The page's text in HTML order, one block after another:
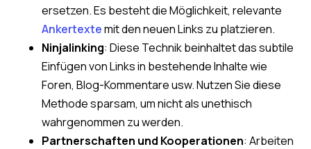
ersetzen. Es besteht die Möglichkeit, relevante
Ankertextemit den neuen Links zu platzieren.
Ninjalinking: Diese Technik beinhaltet das subtile
Einfügen von Links in bestehende Inhalte wie
Foren, Blog-Kommentare usw. Nutzen Sie diese
Methode sparsam, um nicht als unethisch
wahrgenommen zu werden.
Partnerschaften und Kooperationen: Arbeiten